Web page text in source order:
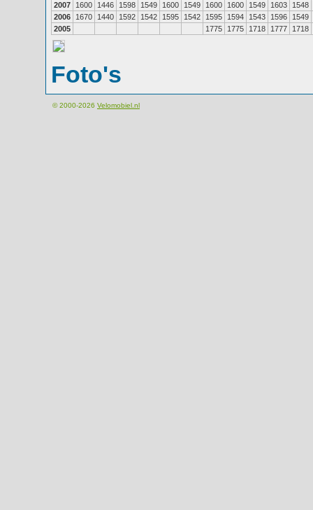
2007
1600 1446 1598 1549 1600 1549 1600 1600 1549 1603
1548
2006
1670 1440 1592 1542 1595 1542 1595 1594 1543 1596
1549
2005
1775 1775 1718 1777 1718
Foto's
© 2000-2026 Velomobiel.nl